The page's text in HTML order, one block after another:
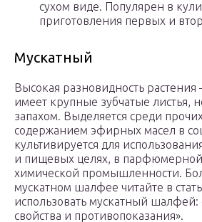
сухом виде. Популярен в
приготовления первых и
Мускатный
Высокая разновидность растения
имеет крупные зубчатые листья,
запахом. Выделяется среди
содержанием эфирных масел в
культивируется для
и пищевых целях, в
химической промышленности.
мускатном шалфее читайте в
использовать мускатный шалфей:
свойства и противопоказания».